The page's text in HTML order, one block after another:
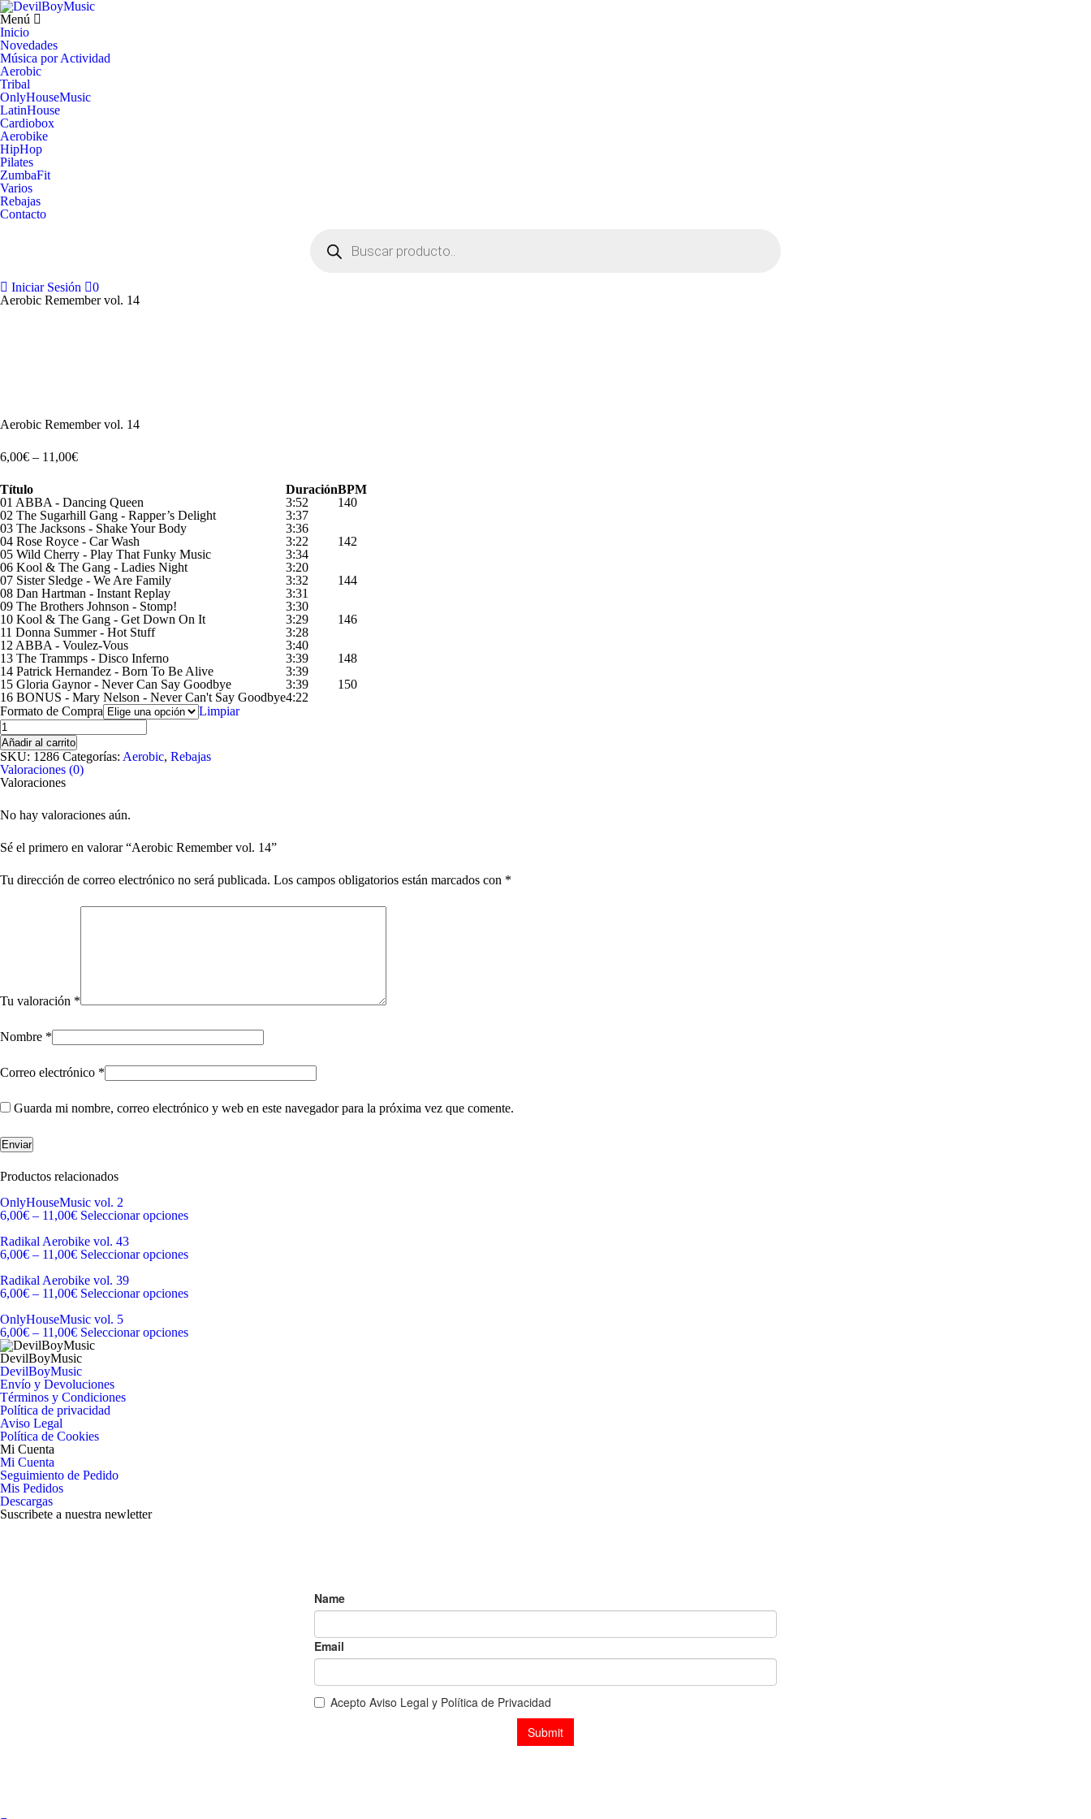
Menú
Inicio
Novedades
Música por Actividad
Aerobic
Tribal
OnlyHouseMusic
LatinHouse
Cardiobox
Aerobike
HipHop
Pilates
ZumbaFit
Varios
Rebajas
Contacto
productos
Iniciar Sesión
0
Aerobic Remember vol. 14
Aerobic Remember vol. 14
6,00€ – 11,00€
Título DuraciónBPM
01 ABBA - Dancing Queen
3:52
140
02 The Sugarhill Gang - Rapper’s Delight
3:37
03 The Jacksons - Shake Your Body
3:36
04 Rose Royce - Car Wash
3:22
142
05 Wild Cherry - Play That Funky Music
3:34
06 Kool & The Gang - Ladies Night
3:20
07 Sister Sledge - We Are Family
3:32
144
08 Dan Hartman - Instant Replay
3:31
09 The Brothers Johnson - Stomp!
3:30
10 Kool & The Gang - Get Down On It
3:29
146
11 Donna Summer - Hot Stuff
3:28
12 ABBA - Voulez-Vous
3:40
13 The Trammps - Disco Inferno
3:39
148
14 Patrick Hernandez - Born To Be Alive
3:39
15 Gloria Gaynor - Never Can Say Goodbye
3:39
150
16 BONUS - Mary Nelson - Never Can't Say Goodbye4:22
Formato de Compra
Limpiar
Aerobic
Remember
vol.
14
cantidad
Añadir al carrito
SKU: 1286 Categorías: Aerobic, Rebajas
Valoraciones (0)
Valoraciones
No hay valoraciones aún.
Sé el primero en valorar “Aerobic Remember vol. 14”
Tu dirección de correo electrónico no será publicada. Los campos obligatorios están marcados con *
Tu valoración *
Nombre *
Correo electrónico *
Guarda mi nombre, correo electrónico y web en este navegador para la próxima vez que comente.
Productos relacionados
OnlyHouseMusic vol. 2
6,00€ – 11,00€ Seleccionar opciones
Radikal Aerobike vol. 43
6,00€ – 11,00€ Seleccionar opciones
Radikal Aerobike vol. 39
6,00€ – 11,00€ Seleccionar opciones
OnlyHouseMusic vol. 5
6,00€ – 11,00€ Seleccionar opciones
DevilBoyMusic
DevilBoyMusic
Envío y Devoluciones
Términos y Condiciones
Política de privacidad
Aviso Legal
Política de Cookies
Mi Cuenta
Mi Cuenta
Seguimiento de Pedido
Mis Pedidos
Descargas
Suscribete a nuestra newletter